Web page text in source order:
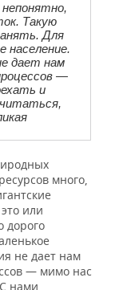
Такую
Для
население.
дает нам
—
и
много,
или
дорого
не дает нам
— мимо нас
нами